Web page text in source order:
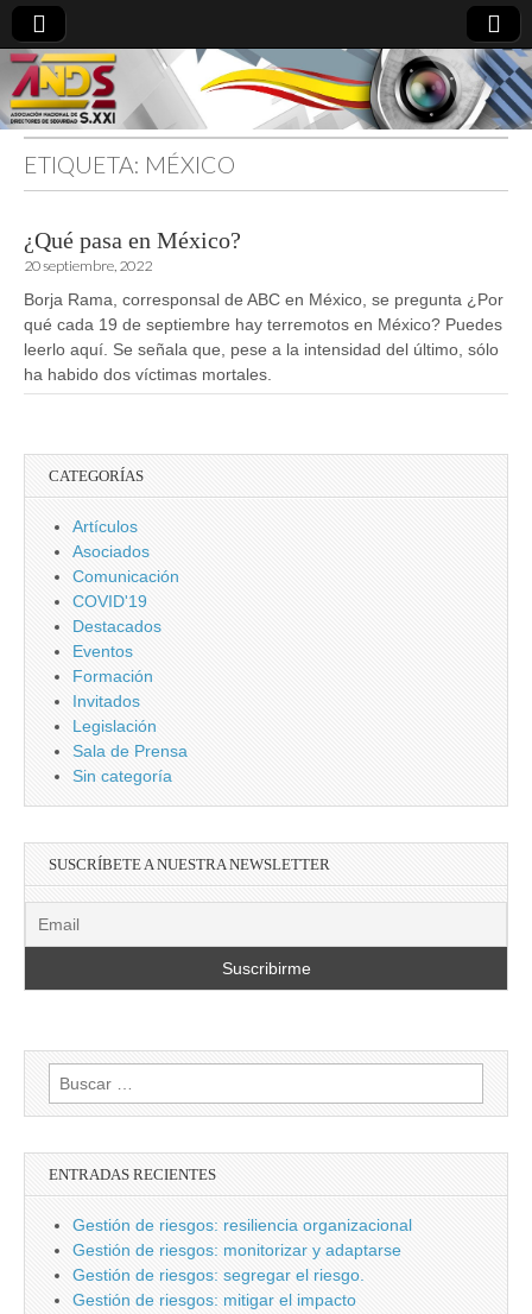
directoresdeseguridad.es
ETIQUETA: MÉXICO
¿Qué pasa en México?
20 septiembre, 2022
Borja Rama, corresponsal de ABC en México, se pregunta ¿Por
qué cada 19 de septiembre hay terremotos en México? Puedes
leerlo aquí. Se señala que, pese a la intensidad del último, sólo
ha habido dos víctimas mortales.
CATEGORÍAS
Artículos
Asociados
Comunicación
COVID'19
Destacados
Eventos
Formación
Invitados
Legislación
Sala de Prensa
Sin categoría
SUSCRÍBETE A NUESTRA NEWSLETTER
Buscar:
ENTRADAS RECIENTES
Gestión de riesgos: resiliencia organizacional
Gestión de riesgos: monitorizar y adaptarse
Gestión de riesgos: segregar el riesgo.
Gestión de riesgos: mitigar el impacto